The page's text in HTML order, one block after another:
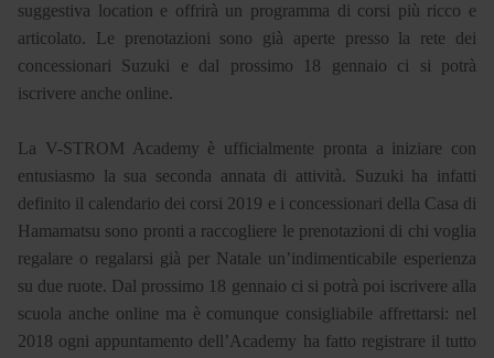
suggestiva location e offrirà un programma di corsi più ricco e
articolato. Le prenotazioni sono già aperte presso la rete dei
concessionari Suzuki e dal prossimo 18 gennaio ci si potrà
iscrivere anche online.
La V-STROM Academy è ufficialmente pronta a iniziare con
entusiasmo la sua seconda annata di attività. Suzuki ha infatti
definito il calendario dei corsi 2019 e i concessionari della Casa di
Hamamatsu sono pronti a raccogliere le prenotazioni di chi voglia
regalare o regalarsi già per Natale un’indimenticabile esperienza
su due ruote. Dal prossimo 18 gennaio ci si potrà poi iscrivere alla
scuola anche online ma è comunque consigliabile affrettarsi: nel
2018 ogni appuntamento dell’Academy ha fatto registrare il tutto